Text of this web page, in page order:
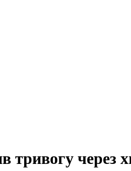
через